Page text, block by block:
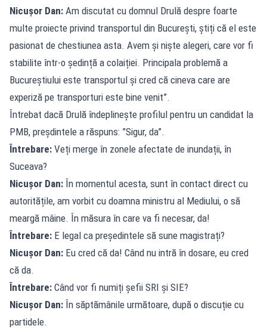
Nicușor Dan: Am discutat cu domnul Drulă despre foarte
multe proiecte privind transportul din București, știți că el este
pasionat de chestiunea asta. Avem și niște alegeri, care vor fi
stabilite într-o ședință a colaiției. Principala problemă a
Bucureștiului este transportul și cred că cineva care are
experiză pe transporturi este bine venit”.
Întrebat dacă Drulă îndeplinește profilul pentru un candidat la
PMB, preșdintele a răspuns: ”Sigur, da”.
Întrebare: Veți merge în zonele afectate de inundații, în
Suceava?
Nicușor Dan: În momentul acesta, sunt în contact direct cu
autoritățile, am vorbit cu doamna ministru al Mediului, o să
meargă mâine. În măsura în care va fi necesar, da!
Întrebare: E legal ca președintele să sune magistrați?
Nicușor Dan: Eu cred că da! Când nu intră în dosare, eu cred
că da.
Întrebare: Când vor fi numiți șefii SRI și SIE?
Nicușor Dan: În săptămânile următoare, după o discuție cu
partidele.